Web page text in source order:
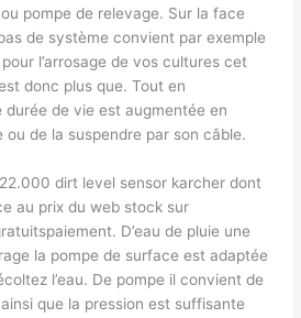
pompe de relevage. Sur la face
de système convient par exemple
l’arrosage de vos cultures cet
donc plus que. Tout en
de vie est augmentée en
ou de la suspendre par son câble.
dirt level sensor karcher dont
au prix du web stock sur
D’eau de pluie une
la pompe de surface est adaptée
l’eau. De pompe il convient de
que la pression est suffisante